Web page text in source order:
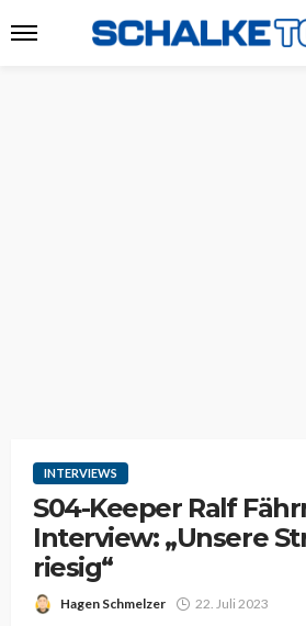
INTERVIEWS
S04-Keeper Ralf
Interview: „Unsere
riesig“
Hagen Schmelzer 22. Juli 2023